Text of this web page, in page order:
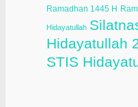
Ramadhan 1445 H
Hidayatullah
Hidayatullah
STIS